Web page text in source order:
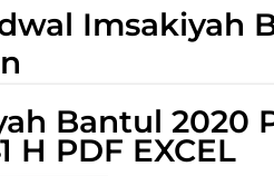
Imsakiyah
Bantul 2020
H PDF EXCEL